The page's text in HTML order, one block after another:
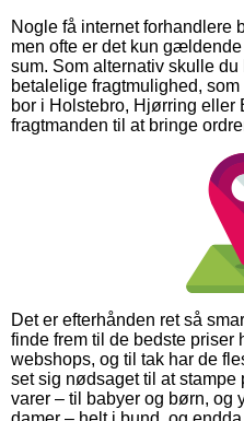
Nogle få internet forhandlere
men ofte er det kun
sum. Som alternativ skulle
betalelige fragtmulighed,
bor i Holstebro, Hjørring eller
fragtmanden til at bringe
Det er efterhånden ret så
finde frem til de bedste priser
webshops, og til tak har de
set sig nødsaget til at
varer – til babyer og børn, og